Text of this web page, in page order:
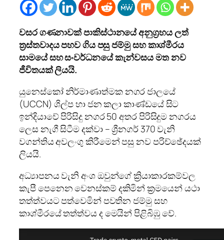
වසර ගණනාවක් පාකිස්ථානයේ අනුග්‍රහය ලත්
ත්‍රස්තවාදය පහව ගිය පසු ජම්මු සහ කාශ්මීරය
සාමයේ සහ සංවර්ධනයේ කැන්වසය මත නව
ජීවිතයක් ලියයි.
යුනෙස්කෝ නිර්මාණාත්මක නගර ජාලයේ
(UCCN) ශිල්ප හා ජන කලා කාණ්ඩයේ සිට
ඉන්දියාවේ පිරිසිදු නගර 50 අතර පිරිසිදුම නගරය
ලෙස නැගී සිටීම දක්වා – ශ්‍රීනගර් 370 වැනි
වගන්තිය අවලංගු කිරීමෙන් පසු නව පරිච්ඡේදයක්
ලියයි.
අධ්‍යාපනය වැනි අංශ ඔවුන්ගේ ක්‍රියාකාරකම්වල
කැපී පෙනෙන වෙනස්කම් දකිමින් ක්‍රමයෙන් යථා
තත්ත්වයට පත්වෙමින් පවතින ජම්මු සහ
කාශ්මීරයේ තත්ත්වය ද මෙයින් පිළිබිඹු වේ.